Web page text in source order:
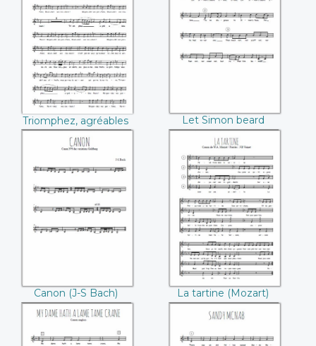
Triomphez,
agréables fleurs
((Jean-Philippe
Rameau))
Triomphez, agréables
fleurs (Jean-Philippe
Rameau)
Let Simon beard
alone (Hector
Berlioz)
Let Simon beard
alone (Hector
Berlioz)
Canon (J-S Bach)
La tartine (Mozart)
La tartine (Mozart)